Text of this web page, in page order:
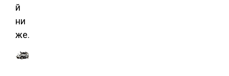
й
ни
же.